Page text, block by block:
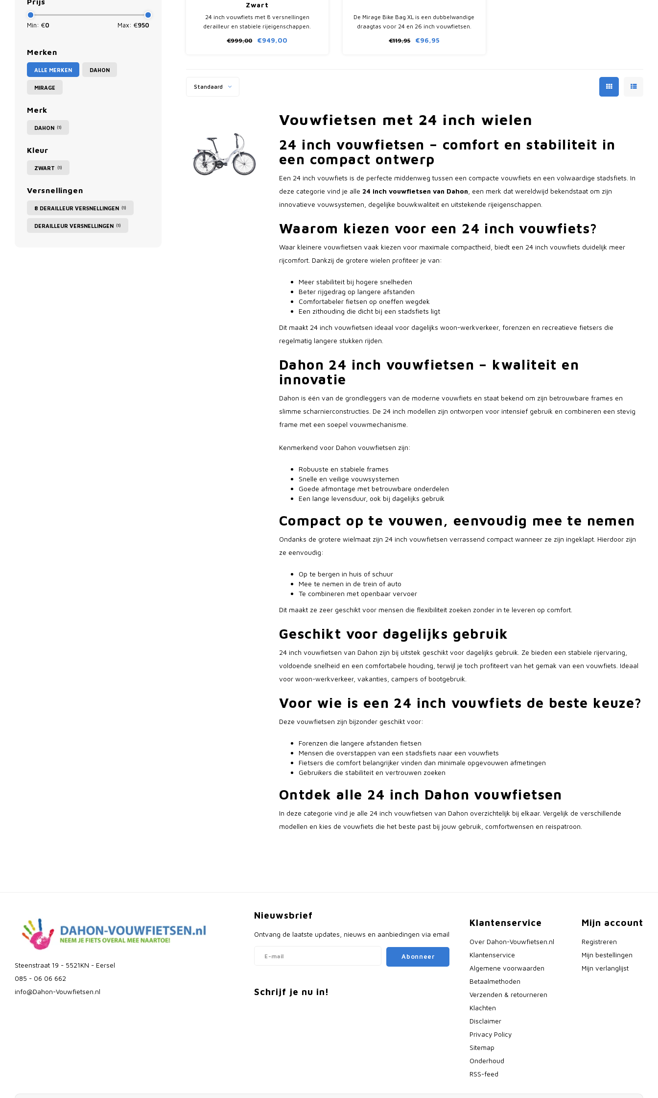
Min: €0 Max: €950
Merken
ALLE MERKEN DAHON
MIRAGE
Merk
DAHON (1)
Kleur
ZWART (1)
Versnellingen
8 DERAILLEUR VERSNELLINGEN (1)
DERAILLEUR VERSNELLINGEN (1)
Zwart
24 inch vouwfiets met 8 versnellingen
derailleur en stabiele rijeigenschappen.
werkverkeer.
€999,00 €949,00
De Mirage Bike Bag XL is een dubbelwandige
draagtas voor 24 en 26 inch vouwfietsen.
formaat 110 x 95 x 20 cm.
€119,95 €96,95
Standaard
Vouwfietsen met 24 inch wielen
24 inch vouwfietsen – comfort en stabiliteit in
een compact ontwerp
Een 24 inch vouwfiets is de perfecte middenweg tussen een compacte vouwfiets en een volwaardige stadsfiets. In
deze categorie vind je alle 24 inch vouwfietsen van Dahon, een merk dat wereldwijd bekendstaat om zijn
innovatieve vouwsystemen, degelijke bouwkwaliteit en uitstekende rijeigenschappen.
Waarom kiezen voor een 24 inch vouwfiets?
Waar kleinere vouwfietsen vaak kiezen voor maximale compactheid, biedt een 24 inch vouwfiets duidelijk meer
rijcomfort. Dankzij de grotere wielen profiteer je van:
Meer stabiliteit bij hogere snelheden
Beter rijgedrag op langere afstanden
Comfortabeler fietsen op oneffen wegdek
Een zithouding die dicht bij een stadsfiets ligt
Dit maakt 24 inch vouwfietsen ideaal voor dagelijks woon-werkverkeer, forenzen en recreatieve fietsers die
regelmatig langere stukken rijden.
Dahon 24 inch vouwfietsen – kwaliteit en
innovatie
Dahon is één van de grondleggers van de moderne vouwfiets en staat bekend om zijn betrouwbare frames en
slimme scharnierconstructies. De 24 inch modellen zijn ontworpen voor intensief gebruik en combineren een stevig
frame met een soepel vouwmechanisme.
Kenmerkend voor Dahon vouwfietsen zijn:
Robuuste en stabiele frames
Snelle en veilige vouwsystemen
Goede afmontage met betrouwbare onderdelen
Een lange levensduur, ook bij dagelijks gebruik
Compact op te vouwen, eenvoudig mee te nemen
Ondanks de grotere wielmaat zijn 24 inch vouwfietsen verrassend compact wanneer ze zijn ingeklapt. Hierdoor zijn
ze eenvoudig:
Op te bergen in huis of schuur
Mee te nemen in de trein of auto
Te combineren met openbaar vervoer
Dit maakt ze zeer geschikt voor mensen die flexibiliteit zoeken zonder in te leveren op comfort.
Geschikt voor dagelijks gebruik
24 inch vouwfietsen van Dahon zijn bij uitstek geschikt voor dagelijks gebruik. Ze bieden een stabiele rijervaring,
voldoende snelheid en een comfortabele houding, terwijl je toch profiteert van het gemak van een vouwfiets. Ideaal
voor woon-werkverkeer, vakanties, campers of bootgebruik.
Voor wie is een 24 inch vouwfiets de beste keuze?
Deze vouwfietsen zijn bijzonder geschikt voor:
Forenzen die langere afstanden fietsen
Mensen die overstappen van een stadsfiets naar een vouwfiets
Fietsers die comfort belangrijker vinden dan minimale opgevouwen afmetingen
Gebruikers die stabiliteit en vertrouwen zoeken
Ontdek alle 24 inch Dahon vouwfietsen
In deze categorie vind je alle 24 inch vouwfietsen van Dahon overzichtelijk bij elkaar. Vergelijk de verschillende
modellen en kies de vouwfiets die het beste past bij jouw gebruik, comfortwensen en reispatroon.
Steenstraat 19 - 5521KN - Eersel
085 - 06 06 662
info@Dahon-Vouwfietsen.nl
Nieuwsbrief
Ontvang de laatste updates, nieuws en aanbiedingen via email
Abonneer
Schrijf je nu in!
Klantenservice
Over Dahon-Vouwfietsen.nl
Klantenservice
Algemene voorwaarden
Betaalmethoden
Verzenden & retourneren
Klachten
Disclaimer
Privacy Policy
Sitemap
Onderhoud
RSS-feed
Mijn account
Registreren
Mijn bestellingen
Mijn verlanglijst